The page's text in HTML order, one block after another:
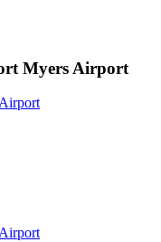
Myers Airport